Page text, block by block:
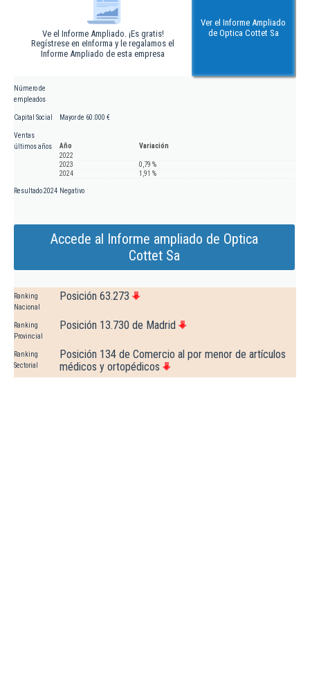
Ve el Informe Ampliado. ¡Es gratis!
Regístrese en eInforma y le regalamos el
Informe Ampliado de esta empresa
Ver el Informe Ampliado
de Optica Cottet Sa
Número de
empleados
Capital Social Mayor de 60.000 €
Ventas
últimos años
Año
Variación
2022
2023
0,79 %
2024
1,91 %
Resultado 2024 Negativo
Accede al Informe ampliado de Optica
Cottet Sa
Ranking
Nacional
Posición 63.273
Ranking
Provincial
Posición 13.730 de Madrid
Ranking
Sectorial
Posición 134 de Comercio al por menor de artículos
médicos y ortopédicos